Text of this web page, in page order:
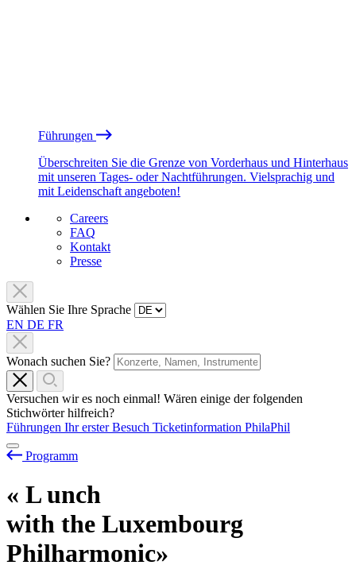
Führungen
Überschreiten Sie die Grenze von Vorderhaus und Hinterhaus
mit unseren Tages- oder Nachtführungen. Vielsprachig und
mit Leidenschaft angeboten!
Careers
FAQ
Kontakt
Presse
Wählen Sie Ihre Sprache
EN DE FR
Wonach suchen Sie?
Versuchen wir es noch einmal! Wären einige der folgenden
Stichwörter hilfreich?
Führungen Ihr erster Besuch Ticketinformation PhilaPhil
Programm
« L unch
with the Luxembourg
Philharmonic»